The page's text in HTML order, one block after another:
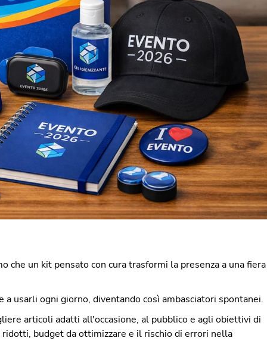
che un kit pensato con cura trasformi la presenza a una fiera
a usarli ogni giorno, diventando così ambasciatori spontanei.
articoli adatti all'occasione, al pubblico e agli obiettivi di
budget da ottimizzare e il rischio di errori nella